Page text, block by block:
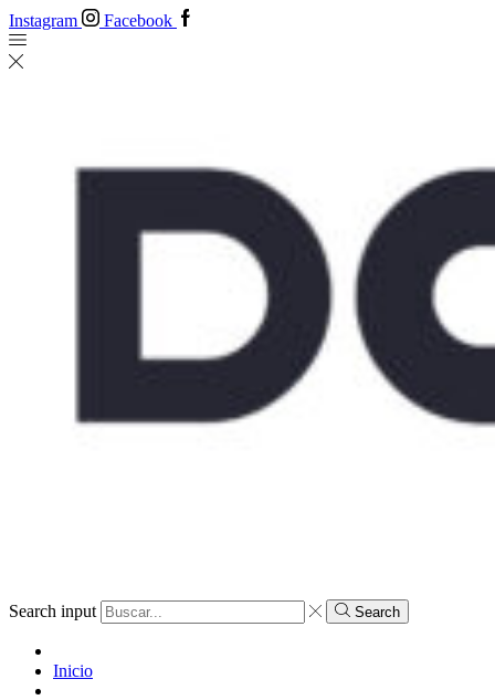
Instagram Facebook
Search input Search
Inicio